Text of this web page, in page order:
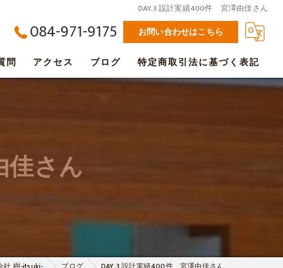
DAY.3 設計実績400件 宮澤由佳さん
084-971-9175 お問い合わせはこちら
問 アクセス ブログ 特定商取引法に基づく表記
さん